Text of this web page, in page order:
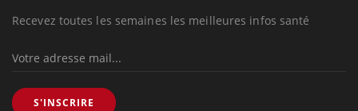
Recevez toutes les semaines les meilleures infos santé
S'INSCRIRE